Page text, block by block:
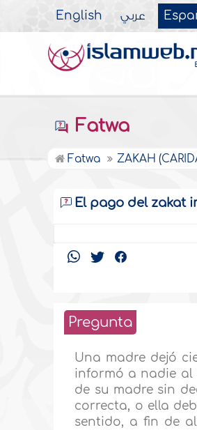
English عربي
Fatwa
Fatwa ZAKAH
El pago del zakat
Pregunta
Una madre dejó
informó a nadie al
de su madre sin
correcta, o ella
sentido, a fin de